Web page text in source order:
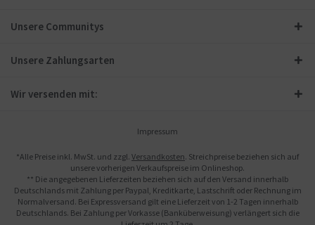
Unsere Communitys
Unsere Zahlungsarten
Wir versenden mit:
Impressum
*Alle Preise inkl. MwSt. und zzgl. Versandkosten. Streichpreise beziehen sich auf
unsere vorherigen Verkaufspreise im Onlineshop.
** Die angegebenen Lieferzeiten beziehen sich auf den Versand innerhalb
Deutschlands mit Zahlung per Paypal, Kreditkarte, Lastschrift oder Rechnung im
Normalversand. Bei Expressversand gilt eine Lieferzeit von 1-2 Tagen innerhalb
Deutschlands. Bei Zahlung per Vorkasse (Banküberweisung) verlängert sich die